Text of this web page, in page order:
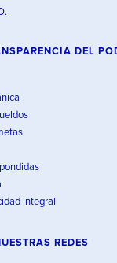
DEL
integral
REDES